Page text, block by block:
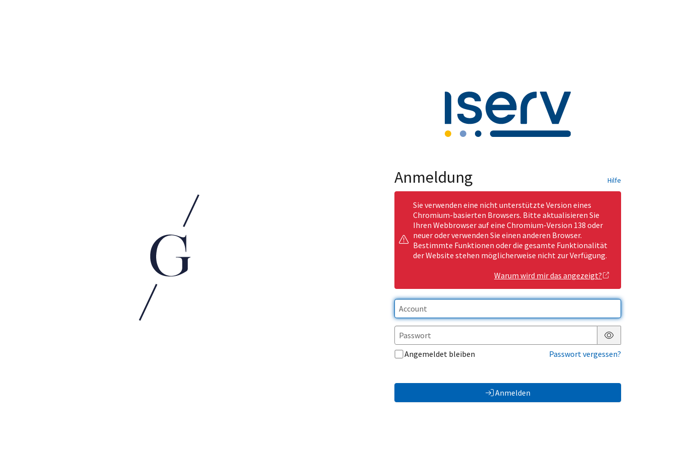
Anmeldung Hilfe
Sie verwenden eine nicht unterstützte Version eines
Chromium-basierten Browsers. Bitte aktualisieren Sie
Ihren Webbrowser auf eine Chromium-Version 138 oder
neuer oder verwenden Sie einen anderen Browser.
Bestimmte Funktionen oder die gesamte Funktionalität
der Website stehen möglicherweise nicht zur Verfügung.
Warum wird mir das angezeigt?
Passwort anzeigen
Angemeldet bleiben
Passwort vergessen?
Anmelden